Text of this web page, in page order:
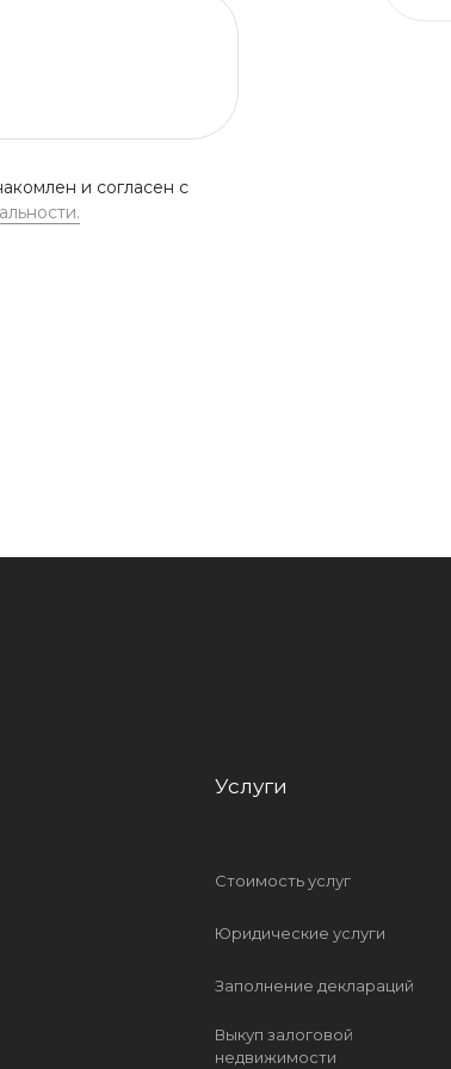
и согласен с
Услуги
Стоимость услуг
Юридические услуги
Заполнение деклараций
Выкуп залоговой
недвижимости